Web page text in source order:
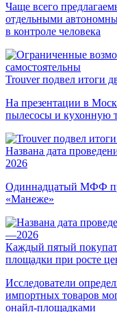
Чаще всего
отдельными
в контроле человека
Trouver подвел итоги
На презентации в
пылесосы и кухонную
Названа дата
2026
Одиннадцатый МФФ
«Манеже»
Каждый пятый
площадки при росте
Исследователи
импортных товаров
онайл-площадками